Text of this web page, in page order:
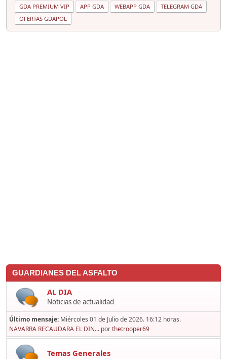
GDA PREMIUM VIP APP GDA WEBAPP GDA
TELEGRAM GDA
OFERTAS GDAPOL
GUARDIANES DEL ASFALTO
AL DIA
Noticias de actualidad
Último mensaje: Miércoles 01 de Julio de 2026. 16:12 horas.
NAVARRA RECAUDARA EL DIN... porthetrooper69
Temas Generales